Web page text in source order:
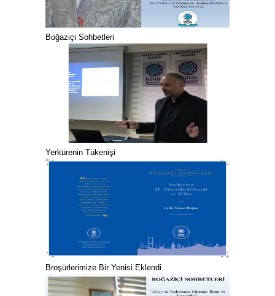
Boğaziçi Sohbetleri
Yerkürenin Tükenişi
Broşürlerimize Bir Yenisi Eklendi